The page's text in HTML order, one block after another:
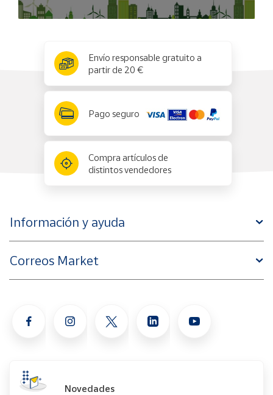
Envío responsable gratuito a
partir de 20 €
Pago seguro
Compra artículos de
distintos vendedores
Información y ayuda
Correos Market
Novedades